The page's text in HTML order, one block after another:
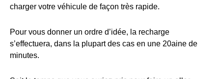
charger votre véhicule de façon très rapide.
Pour vous donner un ordre d’idée, la recharge
s’effectuera, dans la plupart des cas en une 20aine de
minutes.